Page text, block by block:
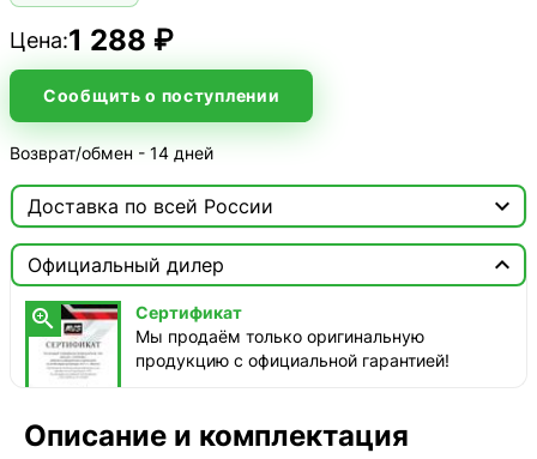
Цена:1 288 ₽
Сообщить о поступлении
Возврат/обмен - 14 дней
Доставка по всей России 
 Москва
Доставка этого товара недоступна
Официальный дилер


Сертификат
Мы продаём только оригинальную
продукцию с официальной гарантией!
Описание и комплектация